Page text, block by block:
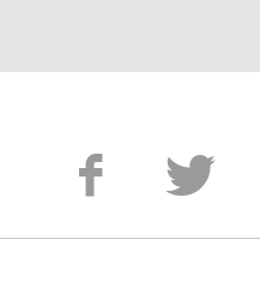
 